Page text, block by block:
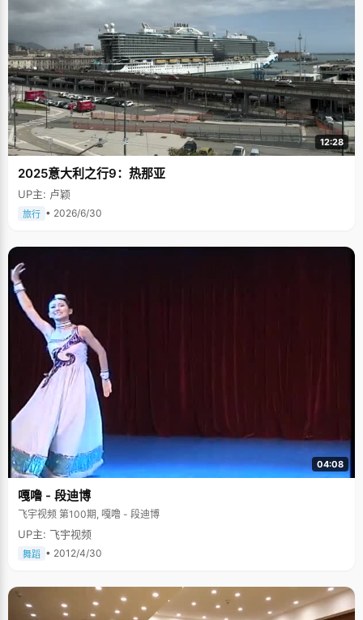
12:28
2025意大利之行9：热那亚
UP主: 卢颖
旅行 • 2026/6/30
04:08
嘎噜 - 段迪博
飞宇视频 第100期, 嘎噜 - 段迪博
UP主: 飞宇视频
舞蹈 • 2012/4/30